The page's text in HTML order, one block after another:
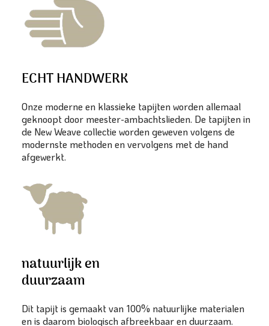
ECHT HANDWERK
Onze moderne en klassieke tapijten worden allemaal
geknoopt door meester-ambachtslieden. De tapijten in
de New Weave collectie worden geweven volgens de
modernste methoden en vervolgens met de hand
afgewerkt.
natuurlijk en
duurzaam
Dit tapijt is gemaakt van 100% natuurlijke materialen
en is daarom biologisch afbreekbaar en duurzaam.